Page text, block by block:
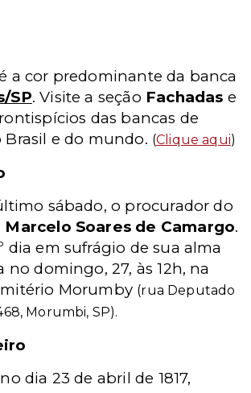
a cor predominante da banca
SP. Visite a seção Fachadas e
das bancas de
Brasil e do mundo. (Clique aqui)
sábado, o procurador do
Marcelo Soares de Camargo.
dia em sufrágio de sua alma
no domingo, 27, às 12h, na
Morumby (rua Deputado
Morumbi, SP).
dia 23 de abril de 1817,